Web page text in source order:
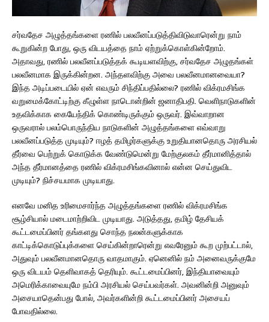
சர்வதேச அழுத்தங்களை ரணில் பலவீனப்படுத்திவிடுவாரென்று நாம்
கூறுகின்ற போது, ஒரு விடயத்தை நாம் ஏற்றுக்கொள்கின்றோம்.
அதாவது, ரணில் பலவீனப்படுத்தக் கூடியளவிற்கு, சர்வதேச அழுதங்கள்
பலவீனமாக இருக்கின்றன. அந்தளவிற்கு அவை பலவீனமானவையா?
இந்த அடிப்படையில் ஏன் எவரும் சிந்திப்பதில்லை? ரணில் விக்ரமசிங்க
வறுமைக்கோட்டிற்கு கீழுள்ள நாடொன்றின் ஜனாதிபதி. வெளிநாடுகளின்
உதவிக்காக கையேந்திக் கொண்டிருக்கும் ஒருவர். இவ்வாறான
ஒருவரால் பலம்பொருந்திய நாடுகளின் அழுத்தங்களை எவ்வாறு
பலவீனப்படுத்த முடியும்? ஈழத் தமிழர்களுக்கு உறுதியானதொரு அரசியல்
தீர்வை பெற்றுக் கொடுக்க வேண்டுமென்று மேற்குலகம் தீர்மானித்தால்
அந்த தீர்மானத்தை ரணில் விக்ரமசிங்கவினால் என்ன செய்துவிட
முடியும்? நிச்சயமாக முடியாது.
எனவே மனித உரிமைசார்ந்த அழுத்தங்களை ரணில் விக்ரமசிங்க
சூழ்சியால் மடைமாற்றிவிட முடியாது. அடுத்தது, தமிழ் தேசியக்
கூட்டமைப்பினர் தங்களது சொந்த நலன்களுக்காக
காட்டிக்கொடுப்புக்களை செய்கின்றாரென்று எவரேனும் கூற முற்பட்டால்,
அதுவும் பலவீனமானதொரு வாதமாகும். ஏனெனில் நம் அனைவருக்குமே
ஒரு விடயம் தெளிவாகத் தெரியும். கூட்டமைப்பினர், இந்தியாவையும்
அமெரிக்காவையுமே நம்பி அரசியல் செய்பவர்கள். அவனின்றி அனுவும்
அசையாதென்பது போல், அவர்களின்றி கூட்டமைப்பினர் அசையப்
போவதில்லை.